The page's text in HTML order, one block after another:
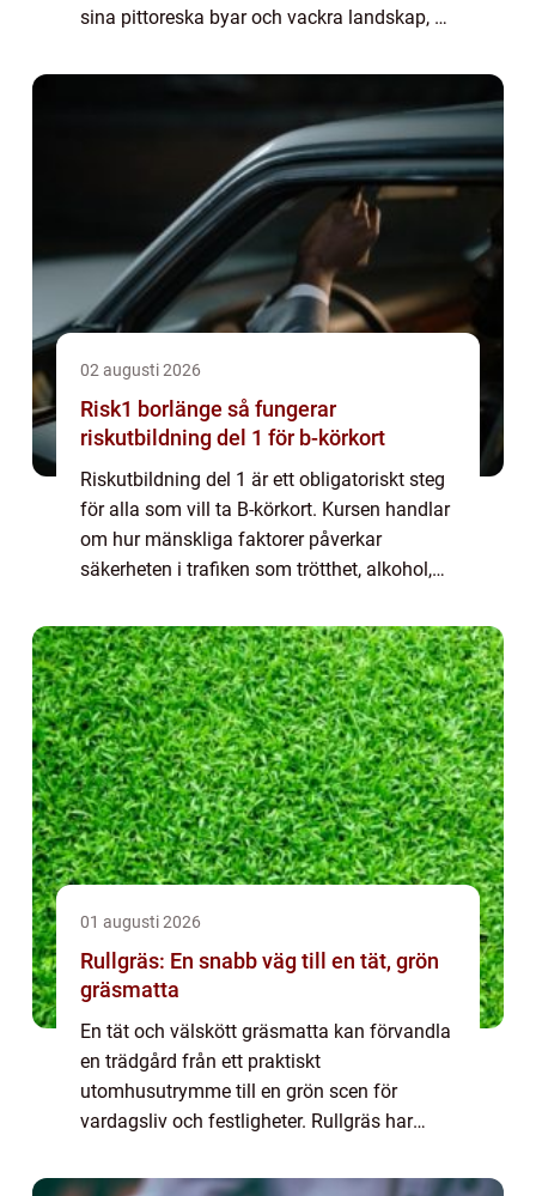
sina pittoreska byar och vackra landskap, är
02 augusti 2026
Risk1 borlänge så fungerar
riskutbildning del 1 för b-körkort
Riskutbildning del 1 är ett obligatoriskt steg
för alla som vill ta B-körkort. Kursen handlar
om hur mänskliga faktorer påverkar
säkerheten i trafiken som trötthet, alkohol,
Risk1 Borlänge en ögonöppnare ...
01 augusti 2026
Rullgräs: En snabb väg till en tät, grön
gräsmatta
En tät och välskött gräsmatta kan förvandla
en trädgård från ett praktiskt
utomhusutrymme till en grön scen för
vardagsliv och festligheter. Rullgräs har